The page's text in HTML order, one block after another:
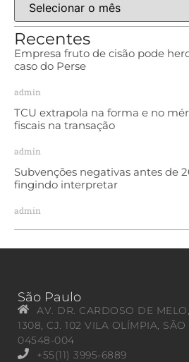
Recentes
Empresa fruto de cisão pode
caso do Perse
admin
TCU extrapola na forma e no
fiscais na transação
admin
Subvenções negativas antes de
fingindo interpretar
admin
São Paulo
AV. DR. CARDOSO DE MELO,
1308, CJ. 102 VILA OLÍMPIA, SÃO
04548-004
+55(11) 3995-6889